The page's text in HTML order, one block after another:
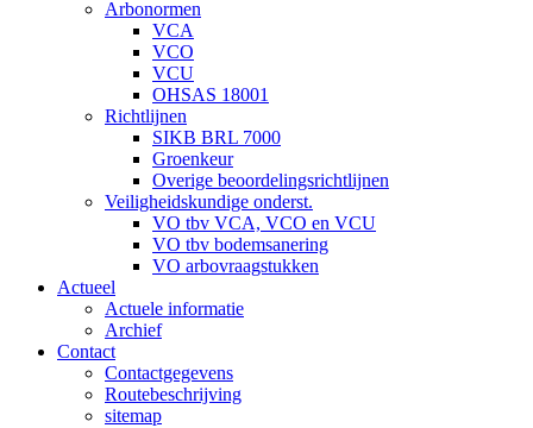
Arbonormen
VCA
VCO
VCU
OHSAS 18001
Richtlijnen
SIKB BRL 7000
Groenkeur
Overige beoordelingsrichtlijnen
Veiligheidskundige onderst.
VO tbv VCA, VCO en VCU
VO tbv bodemsanering
VO arbovraagstukken
Actueel
Actuele informatie
Archief
Contact
Contactgegevens
Routebeschrijving
sitemap